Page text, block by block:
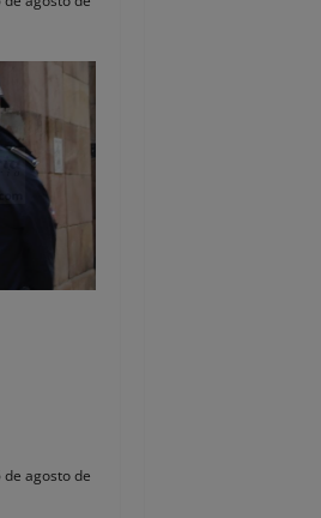
de agosto de